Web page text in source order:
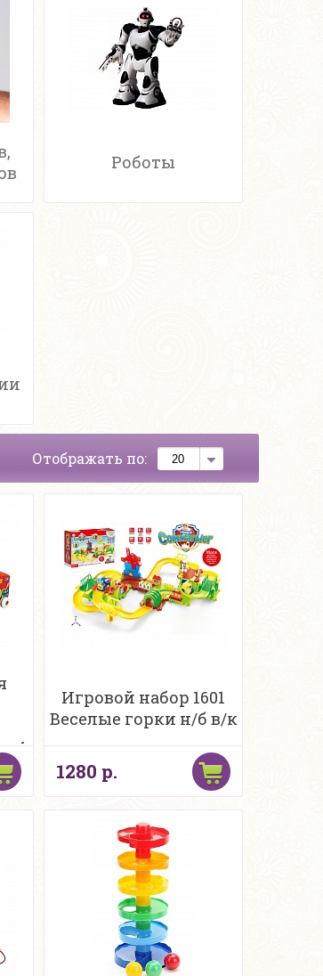
Роботы
Отображать по:
4
Игровой набор 1601
Веселые горки н/б в/к
1280 р.